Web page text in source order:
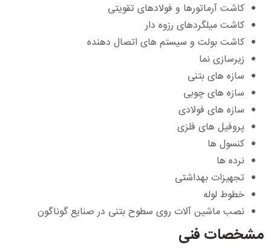
کاشت آرماتورها و فولادهای تقویتی
کاشت میلگردهای رزوه دار
کاشت بولت و سیستم های اتصال دهنده
زیرسازی نما
سازه های بتنی
سازه های چوبی
سازه های فولادی
پروفیل های فلزی
کنسول ها
نرده ها
تجهیزات بهداشتی
خطوط لوله
نصب ماشین آلات روی سطوح بتنی در صنایع گوناگون
مشخصات فنی